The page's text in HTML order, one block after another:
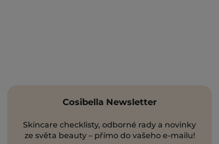
Cosibella Newsletter
Skincare checklisty, odborné rady a novinky
ze světa beauty – přímo do vašeho e-mailu!